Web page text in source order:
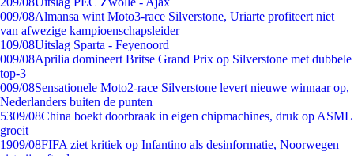
009/08Almansa wint Moto3-race Silverstone, Uriarte profiteert niet
van afwezige kampioenschapsleider
109/08Uitslag Sparta - Feyenoord
009/08Aprilia domineert Britse Grand Prix op Silverstone met dubbele
top-3
009/08Sensationele Moto2-race Silverstone levert nieuwe winnaar op,
Nederlanders buiten de punten
5309/08China boekt doorbraak in eigen chipmachines, druk op ASML
groeit
1909/08FIFA ziet kritiek op Infantino als desinformatie, Noorwegen